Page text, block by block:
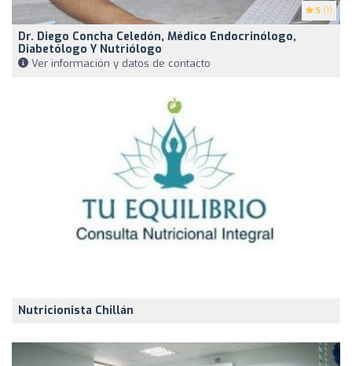
5 (1)
Dr. Diego Concha Celedón, Médico Endocrinólogo,
Diabetólogo Y Nutriólogo
Ver información y datos de contacto
Nutricionista Chillán